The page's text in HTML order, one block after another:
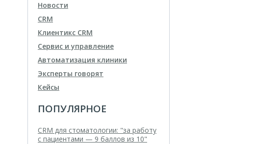
Новости
CRM
Клиентикс CRM
Сервис и управление
Автоматизация клиники
Эксперты говорят
Кейсы
ПОПУЛЯРНОЕ
CRM для стоматологии: "за работу
с пациентами — 9 баллов из 10"